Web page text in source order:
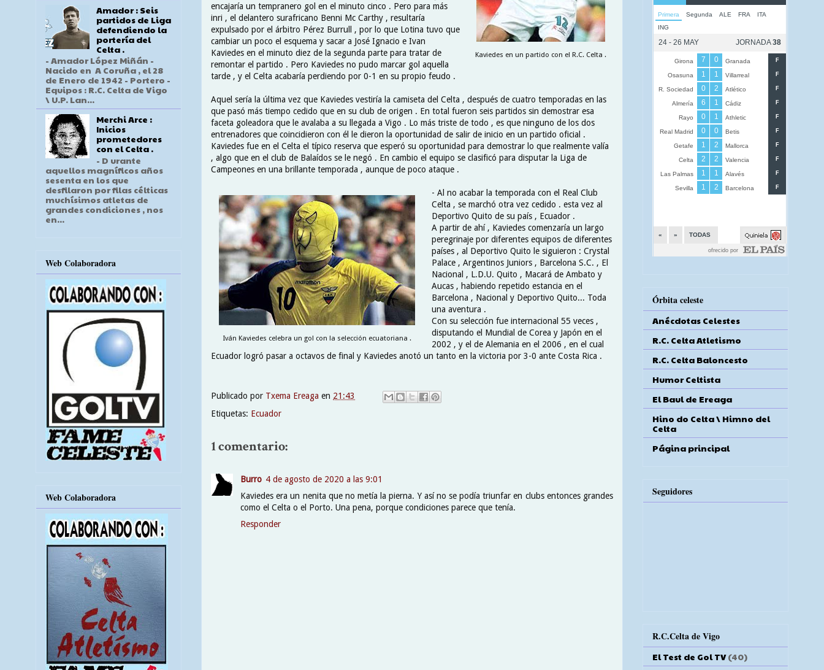
Kaviedes en un partido con el R.C. Celta .
encajaría un tempranero gol en el minuto cinco . Pero para más
inri , el delantero surafricano Benni Mc Carthy , resultaría
expulsado por el árbitro Pérez Burrull , por lo que Lotina tuvo que
cambiar un poco el esquema y sacar a José Ignacio e Ivan
Kaviedes en el minuto diez de la segunda parte para tratar de
remontar el partido . Pero Kaviedes no pudo marcar gol aquella
tarde , y el Celta acabaría perdiendo por 0-1 en su propio feudo .
Aquel sería la última vez que Kaviedes vestiría la camiseta del Celta , después de cuatro temporadas en las
que pasó más tiempo cedido que en su club de origen . En total fueron seis partidos sin demostrar esa
faceta goleadora que le avalaba a su llegada a Vigo . Lo más triste de todo , es que ninguno de los dos
entrenadores que coincidieron con él le dieron la oportunidad de salir de inicio en un partido oficial .
Kaviedes fue en el Celta el típico reserva que esperó su oportunidad para demostrar lo que realmente valía
, algo que en el club de Balaídos se le negó . En cambio el equipo se clasificó para disputar la Liga de
Campeones en una brillante temporada , aunque de poco ataque .
Iván Kaviedes celebra un gol con la selección ecuatoriana .
- Al no acabar la temporada con el Real Club
Celta , se marchó otra vez cedido . esta vez al
Deportivo Quito de su país , Ecuador .
A partir de ahí , Kaviedes comenzaría un largo
peregrinaje por diferentes equipos de diferentes
países , al Deportivo Quito le siguieron : Crystal
Palace , Argentinos Juniors , Barcelona S.C. , El
Nacional , L.D.U. Quito , Macará de Ambato y
Aucas , habiendo repetido estancia en el
Barcelona , Nacional y Deportivo Quito... Toda
una aventura .
Con su selección fue internacional 55 veces ,
disputando el Mundial de Corea y Japón en el
2002 , y el de Alemania en el 2006 , en el cual
Ecuador logró pasar a octavos de final y Kaviedes anotó un tanto en la victoria por 3-0 ante Costa Rica .
Publicado por Txema Ereaga en 21:43
Etiquetas: Ecuador
1 comentario:
Burro 4 de agosto de 2020 a las 9:01
Kaviedes era un nenita que no metía la pierna. Y así no se podía triunfar en clubs entonces grandes
como el Celta o el Porto. Una pena, porque condiciones parece que tenía.
Responder
Amador : Seis
partidos de Liga
defendiendo la
portería del
Celta .
- Amador López Miñán -
Nacido en A Coruña , el 28
de Enero de 1942 - Portero -
Equipos : R.C. Celta de Vigo
\ U.P. Lan...
Merchi Arce :
Inicios
prometedores
con el Celta .
- D urante
aquellos magníficos años
sesenta en los que
desfilaron por filas célticas
muchísimos atletas de
grandes condiciones , nos
en...
Web Colaboradora
Web Colaboradora
Órbita celeste
Anécdotas Celestes
R.C. Celta Atletismo
R.C. Celta Baloncesto
Humor Celtista
El Baul de Ereaga
Hino do Celta \ Himno del
Celta
Página principal
Seguidores
R.C.Celta de Vigo
El Test de Gol TV (40)